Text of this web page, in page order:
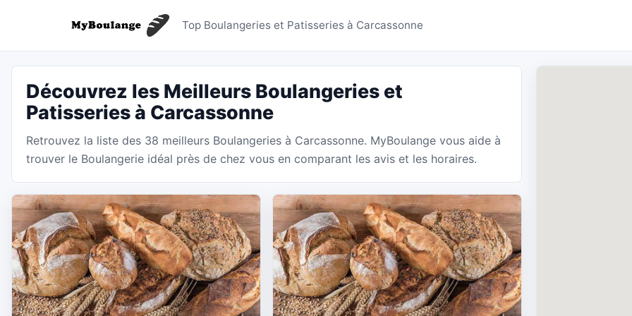
Boulangeries Carcassonne -
Top Boulangeries et Patisseries à Carcassonne
Découvrez les Meilleurs Boulangeries et
Patisseries à Carcassonne
Retrouvez la liste des 38 meilleurs Boulangeries à Carcassonne. MyBoulange vous aide à
trouver le Boulangerie idéal près de chez vous en comparant les avis et les horaires.